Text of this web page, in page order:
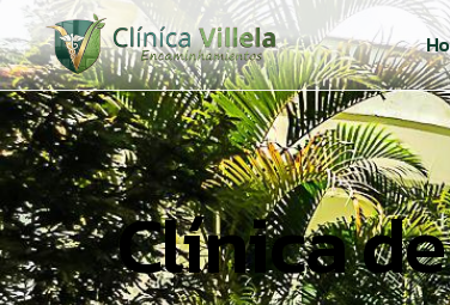
Clínica